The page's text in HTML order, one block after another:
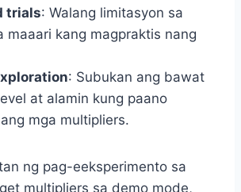
trials: Walang limitasyon sa
maaari kang magpraktis nang
: Subukan ang bawat
at alamin kung paano
mga multipliers.
ng pag-eeksperimento sa
multipliers sa demo mode,